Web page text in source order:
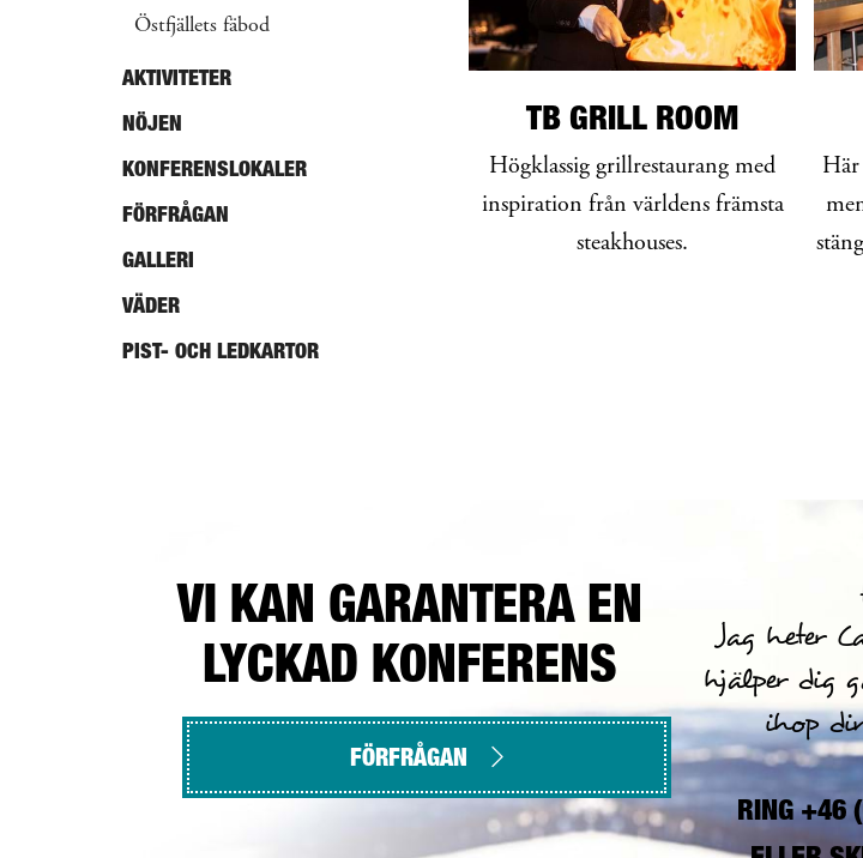
TB GRILL ROOM
Högklassig grillrestaurang med
inspiration från världens främsta
steakhouses.
Här
Östfjällets fäbod
AKTIVITETER
NÖJEN
KONFERENSLOKALER
FÖRFRÅGAN
GALLERI
VÄDER
PIST- OCH LEDKARTOR
VI KAN GARANTERA EN
LYCKAD KONFERENS
Jag heter
hjälper dig
ihop
RING +46
FÖRFRÅGAN